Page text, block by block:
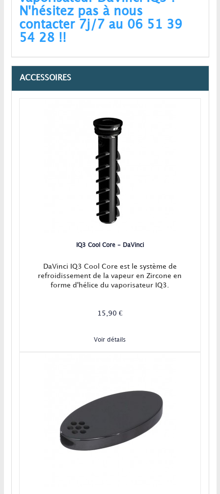
N'hésitez pas à nous
contacter 7j/7 au 06 51 39
54 28 !!
ACCESSOIRES
IQ3 Cool Core - DaVinci
DaVinci IQ3 Cool Core est le système de
refroidissement de la vapeur en Zircone en
forme d'hélice du vaporisateur IQ3.
15,90 €
Voir détails